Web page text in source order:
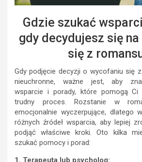
Gdzie szukać
gdy decydujesz się
się z
Gdy podjęcie decyzji o wycofaniu się
nieuchronne, ważne jest, aby
wsparcie i porady, które pomogą
trudny proces. Rozstanie w
emocjonalnie wyczerpujące, dlatego
różnych źródeł wsparcia, aby lepiej
podjąć właściwe kroki. Oto kilka
szukać pomocy i porad:
1. Terapeuta lub psycholog: